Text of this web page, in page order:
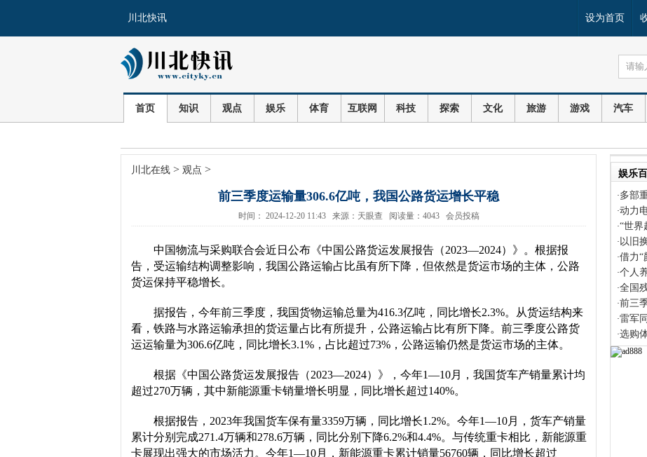
川北快讯 设为首页
首页 知识 观点 娱乐 体育 互联网 科技 探索 文化 旅游 游戏 汽车
川北在线> 观点 >
前三季度运输量306.6亿吨，我国公路货运增长平稳
时间： 2024-12-20 11:43 来源：天眼查 阅读量：4043 会员投稿
中国物流与采购联合会近日公布《中国公路货运发展报告（2023—2024）》。根据报
告，受运输结构调整影响，我国公路运输占比虽有所下降，但依然是货运市场的主体，公路
货运保持平稳增长。
据报告，今年前三季度，我国货物运输总量为416.3亿吨，同比增长2.3%。从货运结构来
看，铁路与水路运输承担的货运量占比有所提升，公路运输占比有所下降。前三季度公路货
运运输量为306.6亿吨，同比增长3.1%，占比超过73%，公路运输仍然是货运市场的主体。
根据《中国公路货运发展报告（2023—2024）》，今年1—10月，我国货车产销量累计均
超过270万辆，其中新能源重卡销量增长明显，同比增长超过140%。
根据报告，2023年我国货车保有量3359万辆，同比增长1.2%。今年1—10月，货车产销量
累计分别完成271.4万辆和278.6万辆，同比分别下降6.2%和4.4%。与传统重卡相比，新能源重
卡展现出强大的市场活力。今年1—10月，新能源重卡累计销量56760辆，同比增长超过
娱乐
·多部
·动力
·“世界
· 以旧
·借力“
·个人
·全国
·前三
·雷军
·选购